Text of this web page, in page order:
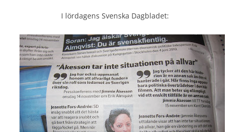
I lördagens Svenska Dagbladet: